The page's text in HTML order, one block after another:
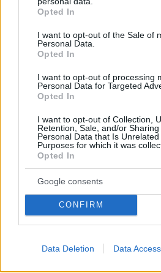
grant or deny consent to Google
use your data for below specified
consent section.
Opted In
I want to opt-out of the Sale of
Personal Data.
Opted In
I want to opt-out of processing
Personal Data for Targeted
Opted In
I want to opt-out of Collection,
Retention, Sale, and/or
Personal Data that Is
Purposes for which it was
Opted In
Google consents
CONFIRM
Data Deletion Data Access
1% στους εμβολιασμούς
Thema Insights